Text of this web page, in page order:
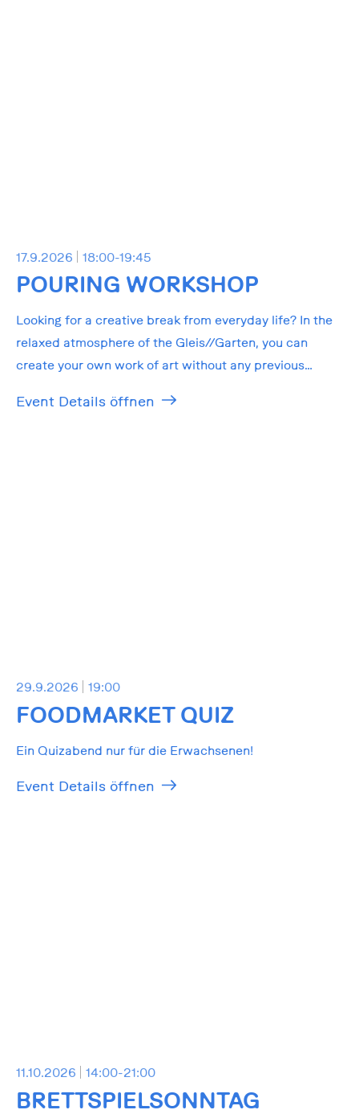
17.9.2026 18:00-19:45
POURING WORKSHOP
Looking for a creative break from everyday life? In the
relaxed atmosphere of the Gleis//Garten, you can
create your own work of art without any previous
Event Details öffnen
29.9.2026 19:00
FOODMARKET QUIZ
Ein Quizabend nur für die Erwachsenen!
Event Details öffnen
11.10.2026 14:00-21:00
BRETTSPIELSONNTAG